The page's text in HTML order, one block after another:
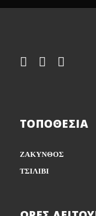
ΤΟΠΟΘΕΣΙΑ
ΖΑΚΥΝΘΟΣ
ΤΣΙΛΙΒΙ